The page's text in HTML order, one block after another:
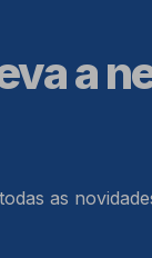
a
as